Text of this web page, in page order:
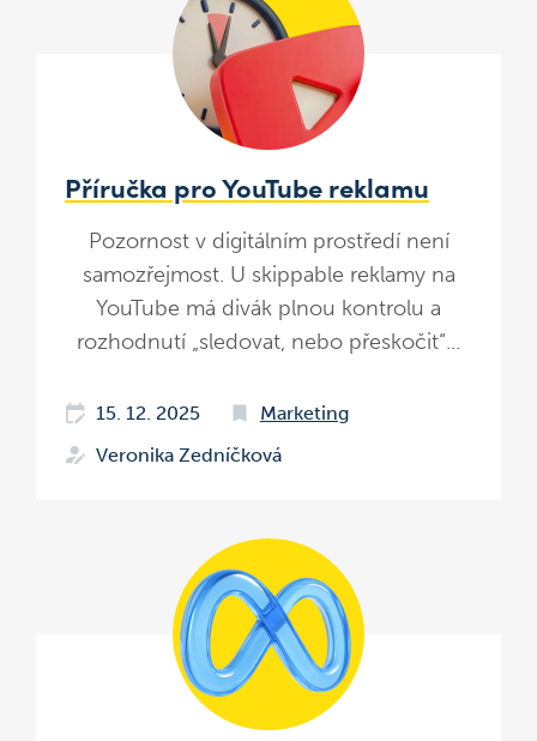
Příručka pro YouTube reklamu
Pozornost v digitálním prostředí není
samozřejmost. U skippable reklamy na
YouTube má divák plnou kontrolu a
rozhodnutí „sledovat, nebo přeskočit“...
15. 12. 2025
Marketing
Veronika Zedníčková